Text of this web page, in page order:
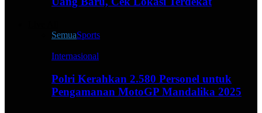
SemuaSports
Internasional
Polri Kerahkan 2.580 Personel untuk
Pengamanan MotoGP Mandalika 2025